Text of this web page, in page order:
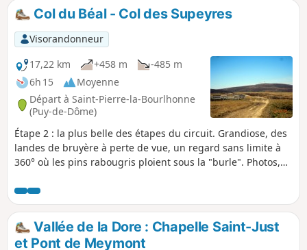
Col du Béal - Col des Supeyres
Visorandonneur
17,22 km
+458 m
-485 m
6h 15
Moyenne
Départ à Saint-Pierre-la-Bourlhonne
(Puy-de-Dôme)
Étape 2 : la plus belle des étapes du circuit. Grandiose, des
landes de bruyère à perte de vue, un regard sans limite à
360° où les pins rabougris ploient sous la "burle". Photos,
bien balisé.
Vallée de la Dore : Chapelle Saint-Just
et Pont de Meymont